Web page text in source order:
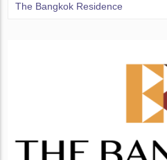
The Bangkok Residence